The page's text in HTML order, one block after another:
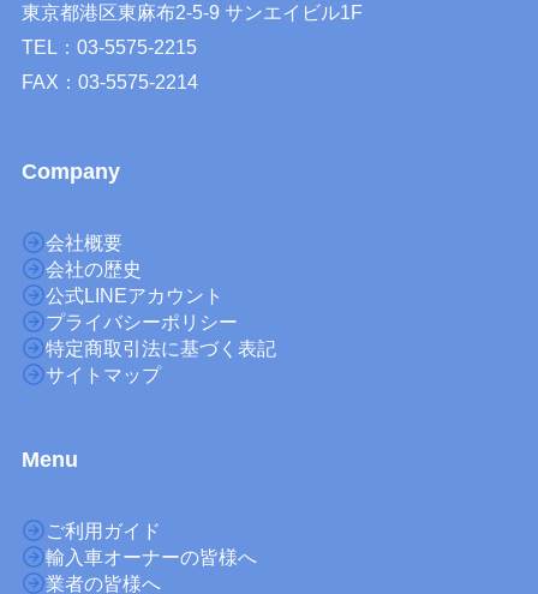
東京都港区東麻布2-5-9 サンエイビル1F
TEL：03-5575-2215
FAX：03-5575-2214
Company
会社概要
会社の歴史
公式LINEアカウント
プライバシーポリシー
特定商取引法に基づく表記
サイトマップ
Menu
ご利用ガイド
輸入車オーナーの皆様へ
業者の皆様へ